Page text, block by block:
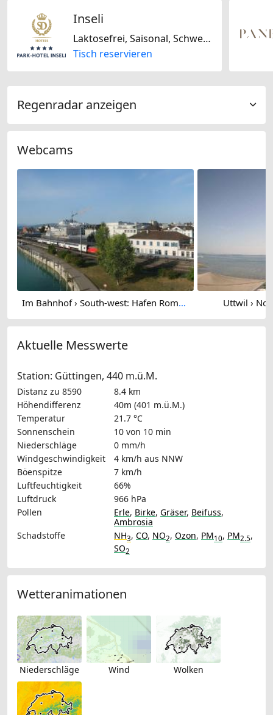
Inseli
Laktosefrei, Saisonal, Schweizerisch, Mediterran, Regional, Glutenfrei, International, Steakhouse
Tisch reservieren
Regenradar anzeigen
Webcams
Im Bahnhof › South-west: Hafen Romanshorn Uttwil ›
Aktuelle Messwerte
Station: Güttingen, 440 m.ü.M.
Distanz zu 8590
8.4 km
Höhendifferenz
40m (401 m.ü.M.)
Temperatur
21.7 °C
Sonnenschein
10 von 10 min
Niederschläge
0 mm/h
Windgeschwindigkeit
4 km/h aus NNW
Böenspitze
7 km/h
Luftfeuchtigkeit
66%
Luftdruck
966 hPa
Pollen
Erle, Birke, Gräser, Beifuss,
Ambrosia
Schadstoffe
NH3, CO, NO2, Ozon, PM10, PM2.5,
SO2
Wetteranimationen
Niederschläge Wind Wolken